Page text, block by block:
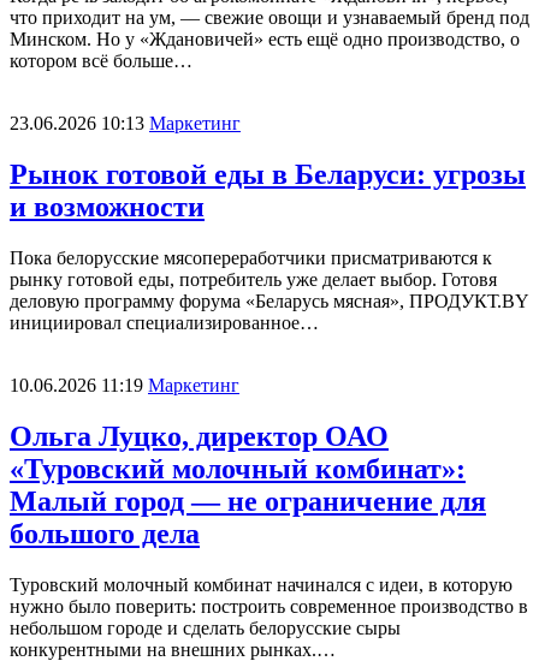
что приходит на ум, — свежие овощи и узнаваемый бренд под
Минском. Но у «Ждановичей» есть ещё одно производство, о
котором всё больше…
23.06.2026 10:13 Маркетинг
Рынок готовой еды в Беларуси: угрозы
и возможности
Пока белорусские мясопереработчики присматриваются к
рынку готовой еды, потребитель уже делает выбор. Готовя
деловую программу форума «Беларусь мясная», ПРОДУКТ.BY
инициировал специализированное…
10.06.2026 11:19 Маркетинг
Ольга Луцко, директор ОАО
«Туровский молочный комбинат»:
Малый город — не ограничение для
большого дела
Туровский молочный комбинат начинался с идеи, в которую
нужно было поверить: построить современное производство в
небольшом городе и сделать белорусские сыры
конкурентными на внешних рынках.…